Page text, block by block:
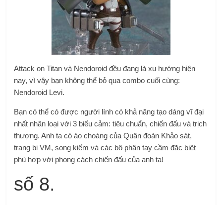
Attack on Titan và Nendoroid đều đang là xu hướng hiện
nay, vì vậy bạn không thể bỏ qua combo cuối cùng:
Nendoroid Levi.
Bạn có thể có được người lính có khả năng tạo dáng vĩ đại
nhất nhân loại với 3 biểu cảm: tiêu chuẩn, chiến đấu và trịch
thượng. Anh ta có áo choàng của Quân đoàn Khảo sát,
trang bị VM, song kiếm và các bộ phận tay cầm đặc biệt
phù hợp với phong cách chiến đấu của anh ta!
số 8.